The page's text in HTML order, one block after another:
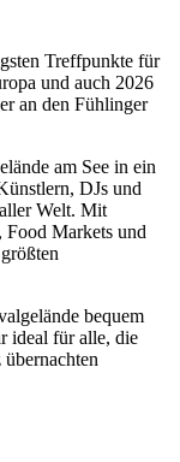
Treffpunkte für
und auch 2026
an den Fühlinger
am See in ein
DJs und
Welt. Mit
Food Markets und
bequem
ideal für alle, die